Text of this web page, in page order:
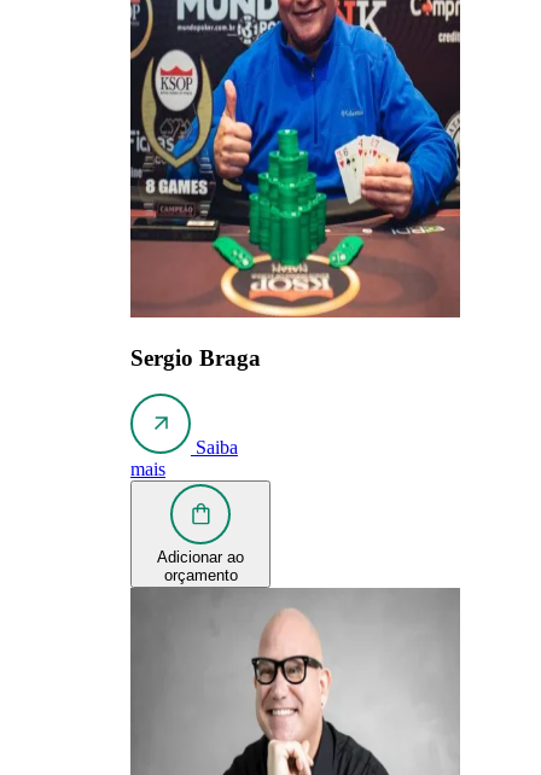
Sergio Braga
Saiba
mais
Adicionar ao
orçamento